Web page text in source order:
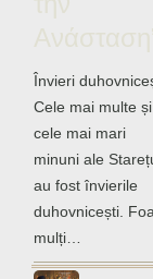
Învieri
Cele mai multe și
cele mai mari
minuni ale
au fost învierile
duhovnicești.
mulți…